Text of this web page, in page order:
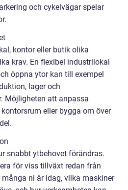
och cykelvägar spelar
kontor eller butik olika
krav. En flexibel industrilokal
öppna ytor kan till exempel
lager och
Möjligheten att anpassa
eller bygga om över
snabbt ytbehovet förändras.
för viss tillväxt redan från
ni är idag, vilka maskiner